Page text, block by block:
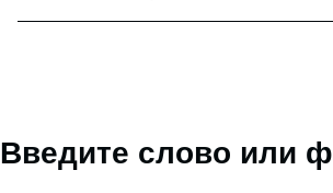
Введите слово или